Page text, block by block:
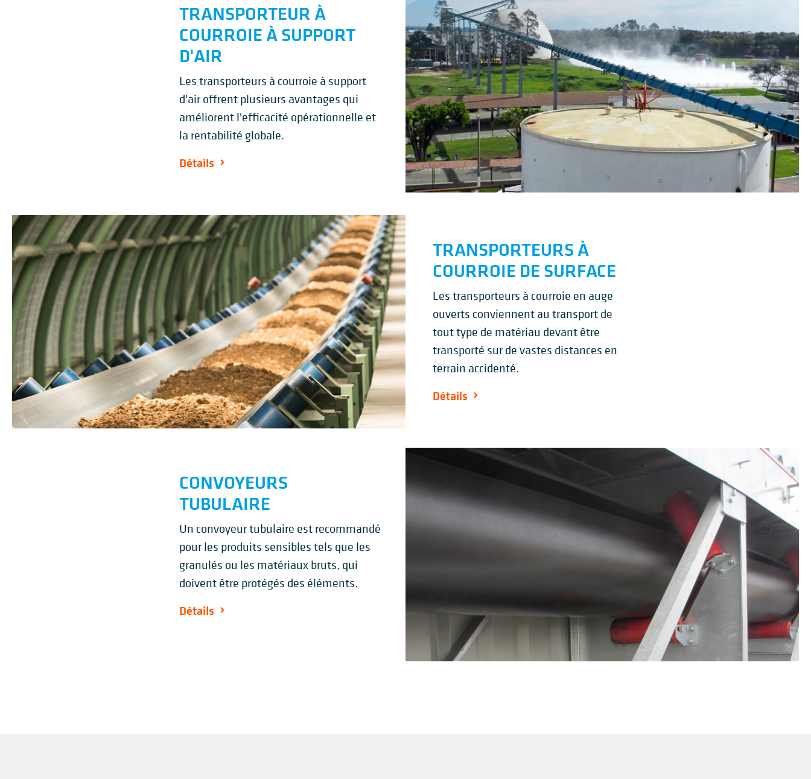
TRANSPORTEUR À
COURROIE À SUPPORT
D'AIR
Les transporteurs à courroie à support
d'air offrent plusieurs avantages qui
améliorent l'efficacité opérationnelle et
la rentabilité globale.
Détails
TRANSPORTEURS À
COURROIE DE SURFACE
Les transporteurs à courroie en auge
ouverts conviennent au transport de
tout type de matériau devant être
transporté sur de vastes distances en
terrain accidenté.
Détails
CONVOYEURS
TUBULAIRE
Un convoyeur tubulaire est recommandé
pour les produits sensibles tels que les
granulés ou les matériaux bruts, qui
doivent être protégés des éléments.
Détails